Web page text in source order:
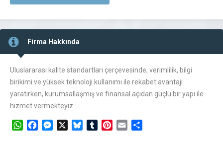
Firma Hakkında
Uluslararası kalite standartları çerçevesinde, verimlilik, bilgi
birikimi ve yüksek teknoloji kullanımı ile rekabet avantajı
yaratırken, kurumsallaşmış ve finansal açıdan güçlü bir yapı ile
hizmet vermekteyiz…
WhatsAppFacebookMessengerBlueskyTumblrPinterest
Email